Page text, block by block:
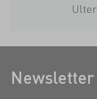
Newsletter